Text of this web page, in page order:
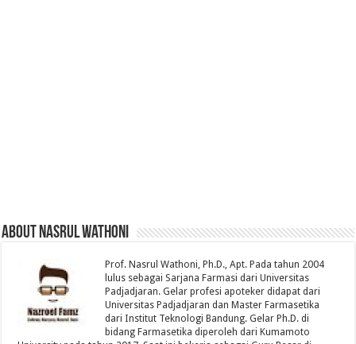
About Nasrul Wathoni
Prof. Nasrul Wathoni, Ph.D., Apt. Pada tahun 2004
lulus sebagai Sarjana Farmasi dari Universitas
Padjadjaran. Gelar profesi apoteker didapat dari
Universitas Padjadjaran dan Master Farmasetika
dari Institut Teknologi Bandung. Gelar Ph.D. di
bidang Farmasetika diperoleh dari Kumamoto